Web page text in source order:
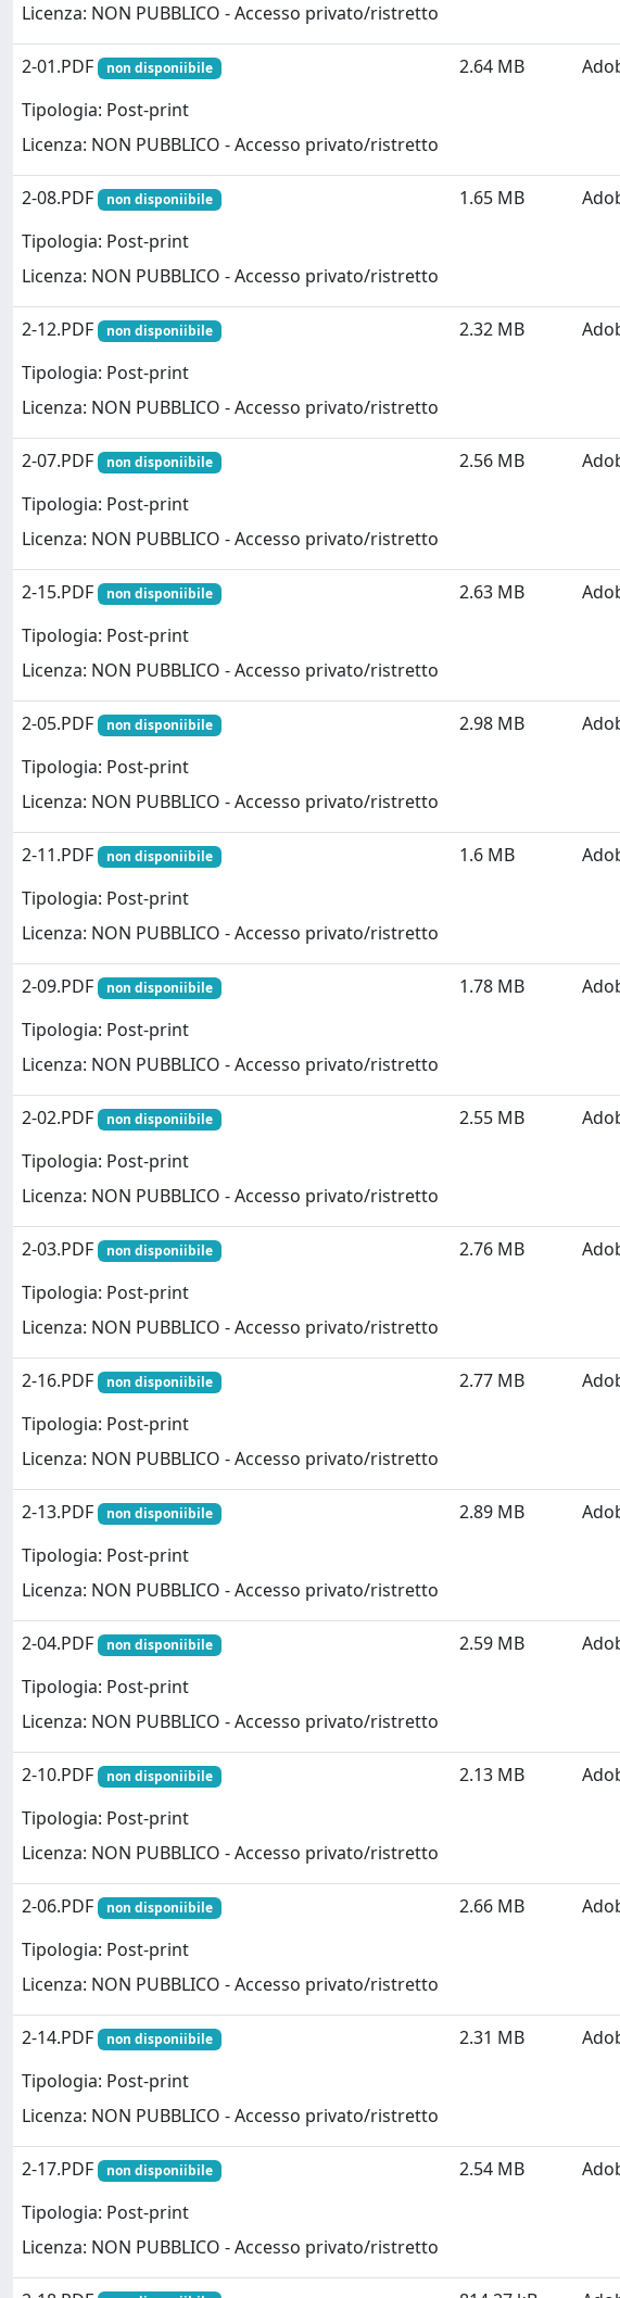
Licenza: NON PUBBLICO - Accesso privato/ristretto
2-01.PDF non disponiibile
Tipologia: Post-print
Licenza: NON PUBBLICO - Accesso privato/ristretto
2.64 MB
2-08.PDF non disponiibile
Tipologia: Post-print
Licenza: NON PUBBLICO - Accesso privato/ristretto
1.65 MB
2-12.PDF non disponiibile
Tipologia: Post-print
Licenza: NON PUBBLICO - Accesso privato/ristretto
2.32 MB
2-07.PDF non disponiibile
Tipologia: Post-print
Licenza: NON PUBBLICO - Accesso privato/ristretto
2.56 MB
2-15.PDF non disponiibile
Tipologia: Post-print
Licenza: NON PUBBLICO - Accesso privato/ristretto
2.63 MB
2-05.PDF non disponiibile
Tipologia: Post-print
Licenza: NON PUBBLICO - Accesso privato/ristretto
2.98 MB
2-11.PDF non disponiibile
Tipologia: Post-print
Licenza: NON PUBBLICO - Accesso privato/ristretto
1.6 MB
2-09.PDF non disponiibile
Tipologia: Post-print
Licenza: NON PUBBLICO - Accesso privato/ristretto
1.78 MB
2-02.PDF non disponiibile
Tipologia: Post-print
Licenza: NON PUBBLICO - Accesso privato/ristretto
2.55 MB
2-03.PDF non disponiibile
Tipologia: Post-print
Licenza: NON PUBBLICO - Accesso privato/ristretto
2.76 MB
2-16.PDF non disponiibile
Tipologia: Post-print
Licenza: NON PUBBLICO - Accesso privato/ristretto
2.77 MB
2-13.PDF non disponiibile
Tipologia: Post-print
Licenza: NON PUBBLICO - Accesso privato/ristretto
2.89 MB
2-04.PDF non disponiibile
Tipologia: Post-print
Licenza: NON PUBBLICO - Accesso privato/ristretto
2.59 MB
2-10.PDF non disponiibile
Tipologia: Post-print
Licenza: NON PUBBLICO - Accesso privato/ristretto
2.13 MB
2-06.PDF non disponiibile
Tipologia: Post-print
Licenza: NON PUBBLICO - Accesso privato/ristretto
2.66 MB
2-14.PDF non disponiibile
Tipologia: Post-print
Licenza: NON PUBBLICO - Accesso privato/ristretto
2.31 MB
2-17.PDF non disponiibile
Tipologia: Post-print
Licenza: NON PUBBLICO - Accesso privato/ristretto
2.54 MB